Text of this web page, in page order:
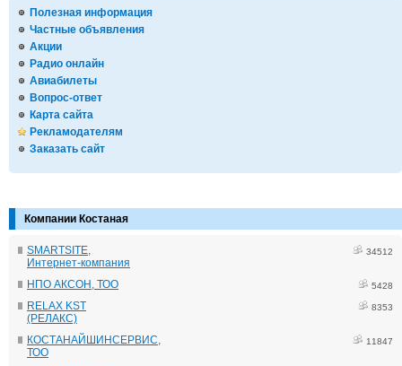
Полезная информация
Частные объявления
Акции
Радио онлайн
Авиабилеты
Вопрос-ответ
Карта сайта
Рекламодателям
Заказать сайт
Компании Костаная
SMARTSITE,
Интернет-компания
34512
НПО АКСОН, ТОО 5428
RELAX KST
(РЕЛАКС)
8353
КОСТАНАЙШИНСЕРВИС,
ТОО
11847